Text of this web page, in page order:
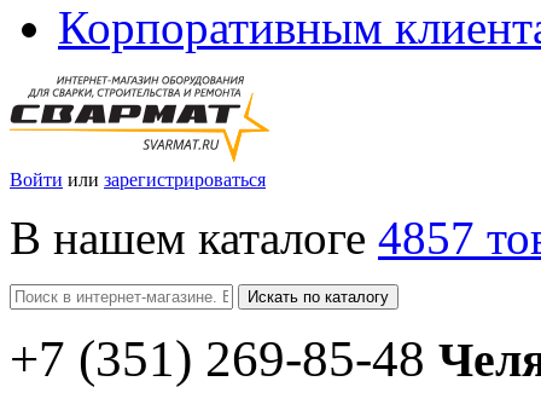
Корпоративным
Войти или зарегистрироваться
В нашем каталоге 4857
Искать по каталогу
+7 (351) 269-85-48